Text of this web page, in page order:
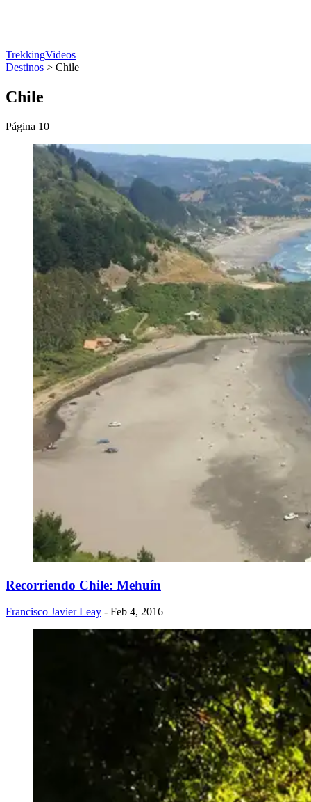
TrekkingVideos
Destinos > Chile
Chile
Página 10
Recorriendo Chile: Mehuín
Francisco Javier Leay - Feb 4, 2016